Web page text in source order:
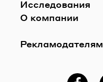
Исследования
О компании
Рекламодателям